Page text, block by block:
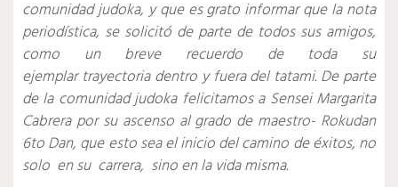
comunidad judoka, y que es grato informar que la nota
periodística, se solicitó de parte de todos sus amigos,
como un breve recuerdo de toda su
ejemplar trayectoria dentro y fuera del tatami. De parte
de la comunidad judoka felicitamos a Sensei Margarita
Cabrera por su ascenso al grado de maestro- Rokudan
6to Dan, que esto sea el inicio del camino de éxitos, no
solo en su carrera, sino en la vida misma.